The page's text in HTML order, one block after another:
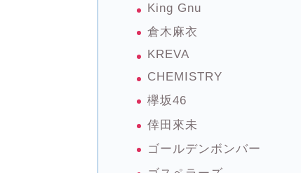
King Gnu
倉木麻衣
KREVA
CHEMISTRY
欅坂46
倖田來未
ゴールデンボンバー